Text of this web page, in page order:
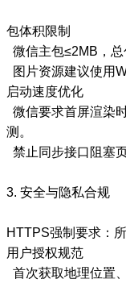
包体积限制
微信主包≤2MB，
图片资源建议使用
启动速度优化
微信要求首屏渲染
测。
禁止同步接口阻塞
3. 安全与隐私合规
HTTPS强制要求：
用户授权规范
首次获取地理位置